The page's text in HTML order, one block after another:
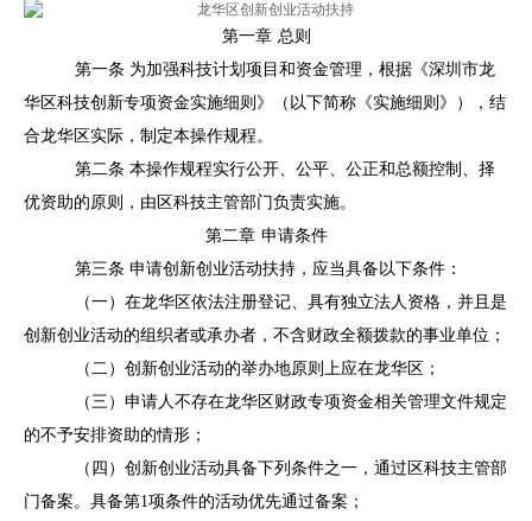
第一章 总则
第一条 为加强科技计划项目和资金管理，根据《深圳市龙
华区科技创新专项资金实施细则》（以下简称《实施细则》），结
合龙华区实际，制定本操作规程。
第二条 本操作规程实行公开、公平、公正和总额控制、择
优资助的原则，由区科技主管部门负责实施。
第二章 申请条件
第三条 申请创新创业活动扶持，应当具备以下条件：
（一）在龙华区依法注册登记、具有独立法人资格，并且是
创新创业活动的组织者或承办者， 不含财政全额拨款的事业单位 ；
（二）创新创业活动的举办地原则上应在龙华区；
（三）申请人不存在龙华区财政专项资金相关管理文件规定
的不予安排资助的情形；
（四）创新创业活动具备下列条件之一，通过区科技主管部
门备案。具备第1项条件的活动优先通过备案；